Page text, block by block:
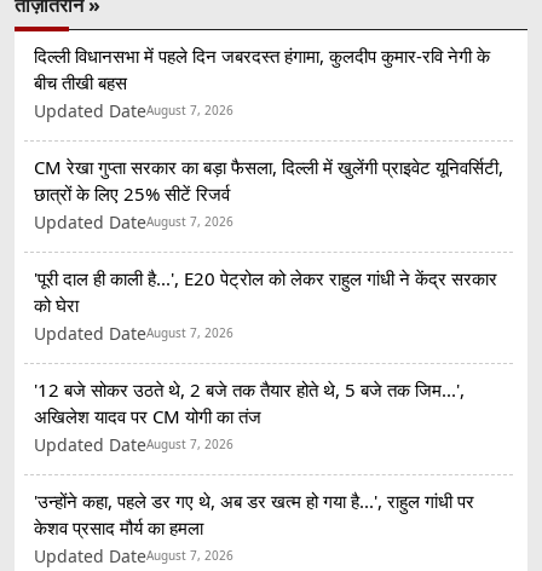
दिल्ली विधानसभा में पहले दिन जबरदस्त हंगामा, कुलदीप कुमार-रवि नेगी के
बीच तीखी बहस
Updated DateAugust 7, 2026
CM रेखा गुप्ता सरकार का बड़ा फैसला, दिल्ली में खुलेंगी प्राइवेट यूनिवर्सिटी,
छात्रों के लिए 25% सीटें रिजर्व
Updated DateAugust 7, 2026
'पूरी दाल ही काली है...', E20 पेट्रोल को लेकर राहुल गांधी ने केंद्र सरकार
को घेरा
Updated DateAugust 7, 2026
'12 बजे सोकर उठते थे, 2 बजे तक तैयार होते थे, 5 बजे तक जिम...',
अखिलेश यादव पर CM योगी का तंज
Updated DateAugust 7, 2026
'उन्होंने कहा, पहले डर गए थे, अब डर खत्म हो गया है...', राहुल गांधी पर
केशव प्रसाद मौर्य का हमला
Updated DateAugust 7, 2026